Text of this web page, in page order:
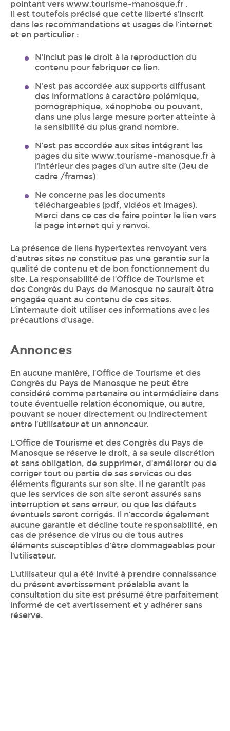
pointant vers www.tourisme-manosque.fr .
Il est toutefois précisé que cette liberté s’inscrit
dans les recommandations et usages de l’internet
et en particulier :
N’inclut pas le droit à la reproduction du
contenu pour fabriquer ce lien.
N’est pas accordée aux supports diffusant
des informations à caractère polémique,
pornographique, xénophobe ou pouvant,
dans une plus large mesure porter atteinte à
la sensibilité du plus grand nombre.
N’est pas accordée aux sites intégrant les
pages du site www.tourisme-manosque.fr à
l’intérieur des pages d’un autre site (Jeu de
cadre /frames)
Ne concerne pas les documents
téléchargeables (pdf, vidéos et images).
Merci dans ce cas de faire pointer le lien vers
la page internet qui y renvoi.
La présence de liens hypertextes renvoyant vers
d’autres sites ne constitue pas une garantie sur la
qualité de contenu et de bon fonctionnement du
site. La responsabilité de l’Office de Tourisme et
des Congrès du Pays de Manosque ne saurait être
engagée quant au contenu de ces sites.
L’internaute doit utiliser ces informations avec les
précautions d’usage.
Annonces
En aucune manière, l’Office de Tourisme et des
Congrès du Pays de Manosque ne peut être
considéré comme partenaire ou intermédiaire dans
toute éventuelle relation économique, ou autre,
pouvant se nouer directement ou indirectement
entre l’utilisateur et un annonceur.
L’Office de Tourisme et des Congrès du Pays de
Manosque se réserve le droit, à sa seule discrétion
et sans obligation, de supprimer, d’améliorer ou de
corriger tout ou partie de ses services ou des
éléments figurants sur son site. Il ne garantit pas
que les services de son site seront assurés sans
interruption et sans erreur, ou que les défauts
éventuels seront corrigés. Il n’accorde également
aucune garantie et décline toute responsabilité, en
cas de présence de virus ou de tous autres
éléments susceptibles d’être dommageables pour
l’utilisateur.
L’utilisateur qui a été invité à prendre connaissance
du présent avertissement préalable avant la
consultation du site est présumé être parfaitement
informé de cet avertissement et y adhérer sans
réserve.